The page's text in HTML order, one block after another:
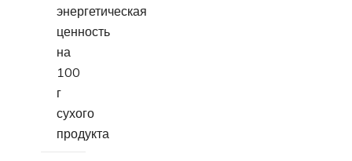
энергетическая
ценность
на
100
г
сухого
продукта